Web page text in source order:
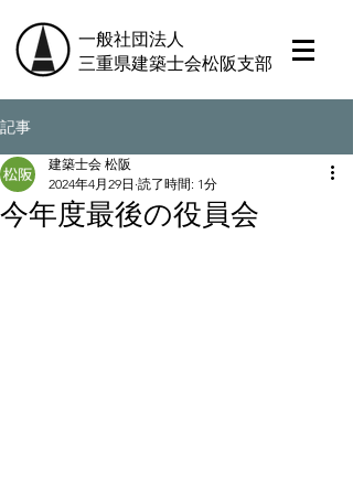
一般社団法人
三重県建築士会松阪支部
記事
今年度最後の役員会
建築士会 松阪
2024年4月29日 読了時間: 1分